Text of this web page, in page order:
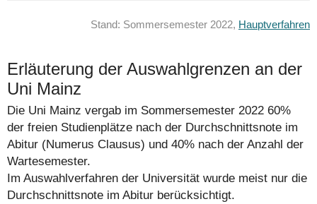
Stand: Sommersemester 2022, Hauptverfahren
Erläuterung der Auswahlgrenzen an der
Uni Mainz
Die Uni Mainz vergab im Sommersemester 2022 60%
der freien Studienplätze nach der Durchschnittsnote im
Abitur (Numerus Clausus) und 40% nach der Anzahl der
Wartesemester.
Im Auswahlverfahren der Universität wurde meist nur die
Durchschnittsnote im Abitur berücksichtigt.